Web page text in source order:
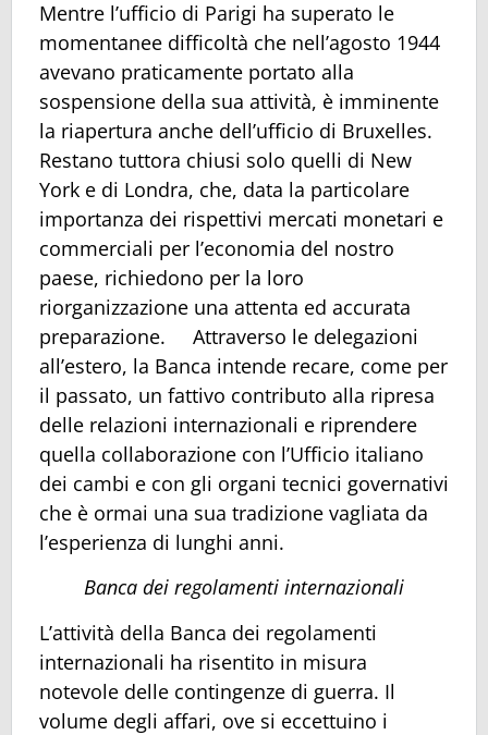
Mentre l’ufficio di Parigi ha superato le
momentanee difficoltà che nell’agosto 1944
avevano praticamente portato alla
sospensione della sua attività, è imminente
la riapertura anche dell’ufficio di Bruxelles.
Restano tuttora chiusi solo quelli di New
York e di Londra, che, data la particolare
importanza dei rispettivi mercati monetari e
commerciali per l’economia del nostro
paese, richiedono per la loro
riorganizzazione una attenta ed accurata
preparazione. Attraverso le delegazioni
all’estero, la Banca intende recare, come per
il passato, un fattivo contributo alla ripresa
delle relazioni internazionali e riprendere
quella collaborazione con l’Ufficio italiano
dei cambi e con gli organi tecnici governativi
che è ormai una sua tradizione vagliata da
l’esperienza di lunghi anni.
Banca dei regolamenti internazionali
L’attività della Banca dei regolamenti
internazionali ha risentito in misura
notevole delle contingenze di guerra. Il
volume degli affari, ove si eccettuino i